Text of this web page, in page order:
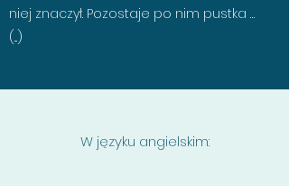
niej znaczył. Pozostaje po nim pustka …
(...)
W języku angielskim: